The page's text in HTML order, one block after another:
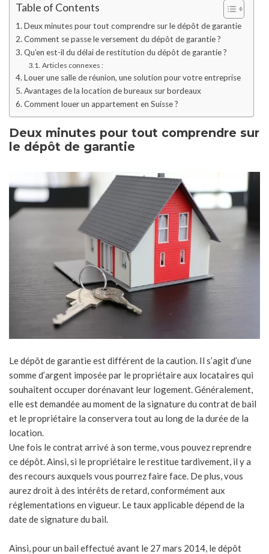
Table of Contents
Deux minutes pour tout comprendre sur le dépôt de garantie
Comment se passe le versement du dépôt de garantie ?
Qu’en est-il du délai de restitution du dépôt de garantie ?
Articles connexes :
Louer une salle de réunion, une solution pour votre entreprise
Avantages de la location de bureaux sur bordeaux
Comment louer un appartement en Suisse ?
Deux minutes pour tout comprendre sur
le dépôt de garantie
Le dépôt de garantie est différent de la caution. Il s’agit d’une
somme d’argent imposée par le propriétaire aux locataires qui
souhaitent occuper dorénavant leur logement. Généralement,
elle est demandée au moment de la signature du contrat de bail
et le propriétaire la conservera tout au long de la durée de la
location.
Une fois le contrat arrivé à son terme, vous pouvez reprendre
ce dépôt. Ainsi, si le propriétaire le restitue tardivement, il y a
des recours auxquels vous pourrez faire face. De plus, vous
aurez droit à des intérêts de retard, conformément aux
réglementations en vigueur. Le taux applicable dépend de la
date de signature du bail.
Ainsi, pour un bail effectué avant le 27 mars 2014, le dépôt